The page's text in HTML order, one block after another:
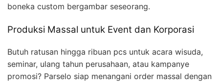
boneka custom bergambar seseorang.
Produksi Massal untuk Event dan Korporasi
Butuh ratusan hingga ribuan pcs untuk acara wisuda,
seminar, ulang tahun perusahaan, atau kampanye
promosi? Parselo siap menangani order massal dengan